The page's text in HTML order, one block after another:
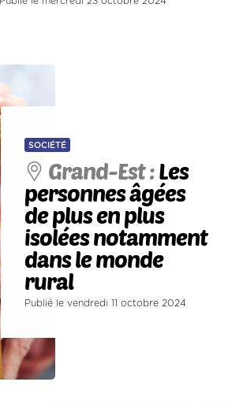
SOCIÉTÉ
Grand-Est :Les
personnes âgées
de plus en plus
isolées notamment
dans le monde
rural
Publié le vendredi 11 octobre 2024